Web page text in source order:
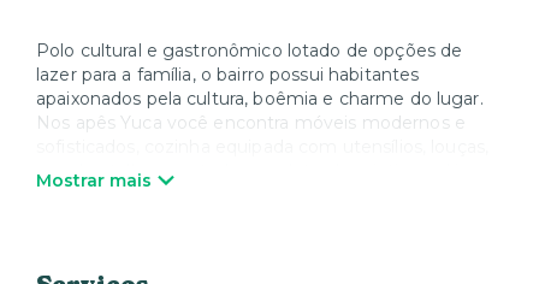
Polo cultural e gastronômico lotado de opções de
lazer para a família, o bairro possui habitantes
apaixonados pela cultura, boêmia e charme do lugar.
Nos apês Yuca você encontra móveis modernos e
panelas, talheres e todos os eletrodomésticos, além
Mostrar mais